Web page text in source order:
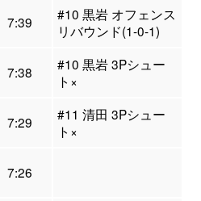
7:39
#10 黒岩 オフェンス
リバウンド(1-0-1)
7:38
#10 黒岩 3Pシュー
ト×
7:29
#11 清田 3Pシュー
ト×
7:26